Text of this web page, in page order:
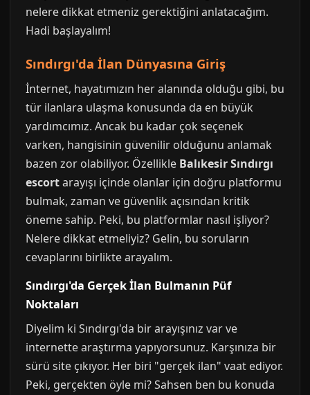
nelere dikkat etmeniz gerektiğini anlatacağım.
Hadi başlayalım!
Sındırgı'da İlan Dünyasına Giriş
İnternet, hayatımızın her alanında olduğu gibi, bu
tür ilanlara ulaşma konusunda da en büyük
yardımcımız. Ancak bu kadar çok seçenek
varken, hangisinin güvenilir olduğunu anlamak
bazen zor olabiliyor. Özellikle Balıkesir Sındırgı
escortarayışı içinde olanlar için doğru platformu
bulmak, zaman ve güvenlik açısından kritik
öneme sahip. Peki, bu platformlar nasıl işliyor?
Nelere dikkat etmeliyiz? Gelin, bu soruların
cevaplarını birlikte arayalım.
Sındırgı'da Gerçek İlan Bulmanın Püf
Noktaları
Diyelim ki Sındırgı'da bir arayışınız var ve
internette araştırma yapıyorsunuz. Karşınıza bir
sürü site çıkıyor. Her biri "gerçek ilan" vaat ediyor.
Peki, gerçekten öyle mi? Sahsen ben bu konuda